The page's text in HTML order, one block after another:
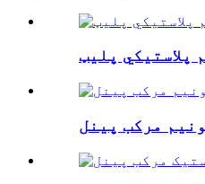
پلاستيکي پلیټ
مرکب پینل